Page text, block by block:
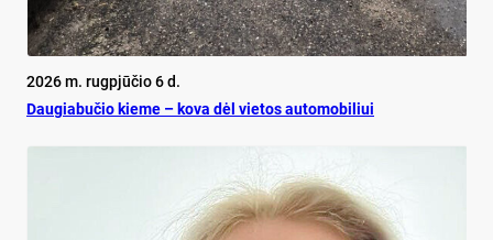
2026 m. rugpjūčio 6 d.
Dau­gia­bu­čio kie­me – ko­va dėl vie­tos au­to­mo­bi­liui